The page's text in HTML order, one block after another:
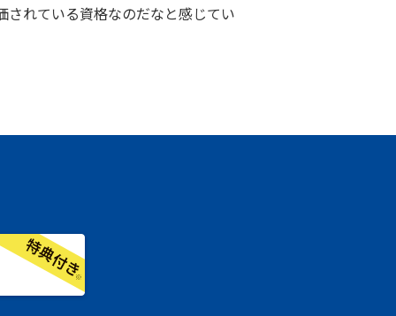
されている資格なのだなと感じてい